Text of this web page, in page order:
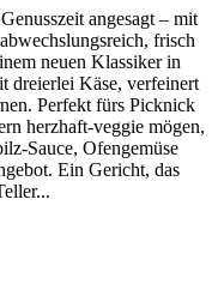
angesagt – mit
frisch
neuen Klassiker in
dreierlei Käse, verfeinert
Perfekt fürs Picknick
herzhaft-veggie mögen,
Sauce, Ofengemüse
Ein Gericht, das